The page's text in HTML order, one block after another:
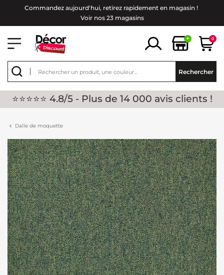
Commandez aujourd'hui, retirez rapidement en magasin !
Voir nos 23 magasins
+ 0
Rechercher
⭐⭐⭐⭐⭐ 4.8/5 - Plus de 14 000 avis clients !
Dalle de moquette